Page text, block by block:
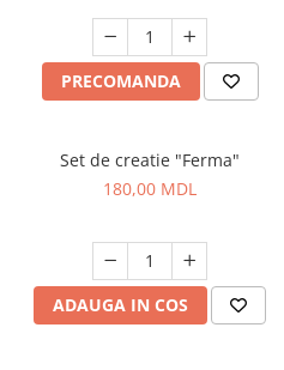
PRECOMANDA
Set de creatie "Ferma"
180,00 MDL
ADAUGA IN COS